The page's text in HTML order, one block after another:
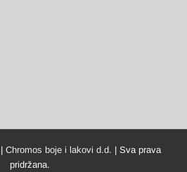
Chromos boje i lakovi d.d. | Sva prava
pridržana.